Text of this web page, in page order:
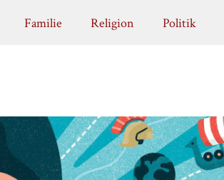
Familie Religion Politik